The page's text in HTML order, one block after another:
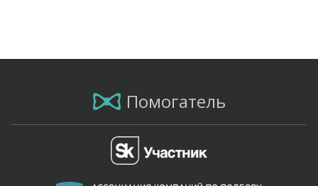
Помогатель